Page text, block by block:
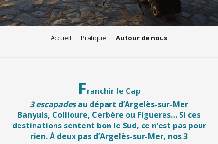
Accueil Pratique Autour de nous
Franchir le Cap
3 escapadesau départ d’Argelès-sur-Mer
Banyuls, Collioure, Cerbère ou Figueres… Si ces
destinations sentent bon le Sud, ce n’est pas pour
rien. À deux pas d’Argelès-sur-Mer, nos 3